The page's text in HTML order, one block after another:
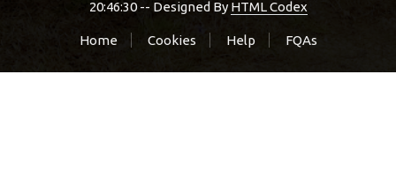
20:46:30 -- Designed By HTML Codex
Home Cookies Help FQAs